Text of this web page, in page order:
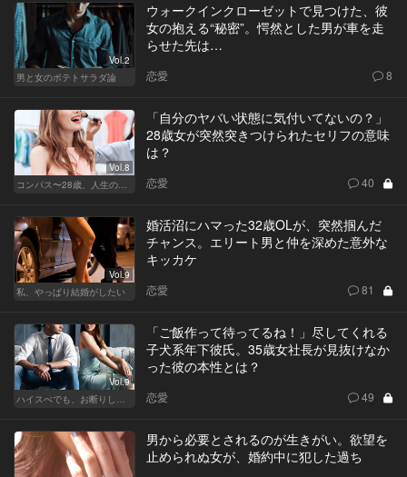
Vol.2
男と女のポテトサラダ論
ウォークインクローゼットで見つけた、彼
女の抱える“秘密”。愕然とした男が車を走
らせた先は…
恋愛 8
Vol.8
コンパス〜28歳、人生の羅針盤〜
「自分のヤバい状態に気付いてないの？」
28歳女が突然突きつけられたセリフの意味
は？
恋愛 40
Vol.9
私、やっぱり結婚がしたい
婚活沼にハマった32歳OLが、突然掴んだ
チャンス。エリート男と仲を深めた意外な
キッカケ
恋愛 81
Vol.9
ハイスぺでも、お断りします！
「ご飯作って待ってるね！」尽してくれる
子犬系年下彼氏。35歳女社長が見抜けなか
った彼の本性とは？
恋愛 49
男から必要とされるのが生きがい。欲望を
止められぬ女が、婚約中に犯した過ち